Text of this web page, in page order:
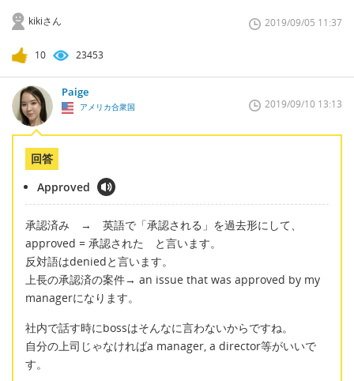
kikiさん 2019/09/05 11:37
10 23453
Paige
アメリカ合衆国 2019/09/10 13:13
回答
Approved
承認済み → 英語で「承認される」を過去形にして、
approved = 承認された と言います。
反対語はdeniedと言います。
上長の承認済の案件→ an issue that was approved by my
managerになります。
社内で話す時にbossはそんなに言わないからですね。
自分の上司じゃなければa manager, a director等がいいで
す。